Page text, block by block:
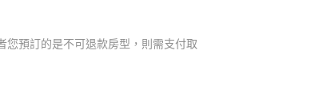
預訂的是不可退款房型，則需支付取